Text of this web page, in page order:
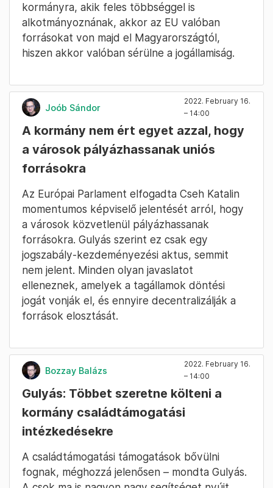
kormányra, akik feles többséggel is
alkotmányoznának, akkor az EU valóban
forrásokat von majd el Magyarországtól,
hiszen akkor valóban sérülne a jogállamiság.
Joób Sándor
2022. February 16.
– 14:00
A kormány nem ért egyet azzal, hogy
a városok pályázhassanak uniós
forrásokra
Az Európai Parlament elfogadta Cseh Katalin
momentumos képviselő jelentését arról, hogy
a városok közvetlenül pályázhassanak
forrásokra. Gulyás szerint ez csak egy
jogszabály-kezdeményezési aktus, semmit
nem jelent. Minden olyan javaslatot
elleneznek, amelyek a tagállamok döntési
jogát vonják el, és ennyire decentralizálják a
források elosztását.
Bozzay Balázs
2022. February 16.
– 14:00
Gulyás: Többet szeretne költeni a
kormány családtámogatási
intézkedésekre
A családtámogatási támogatások bővülni
fognak, méghozzá jelenősen – mondta Gulyás.